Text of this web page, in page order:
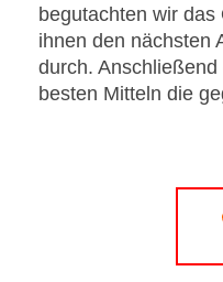
begutachten wir
ihnen den nächsten
durch.
besten Mitteln die